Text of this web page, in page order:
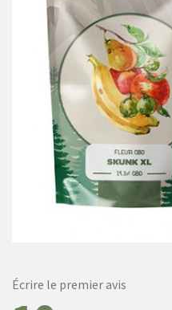
Écrire le premier avis